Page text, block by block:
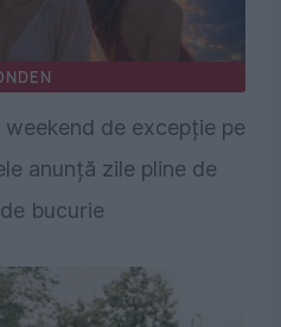
de excepție pe
anunță zile pline de
bucurie